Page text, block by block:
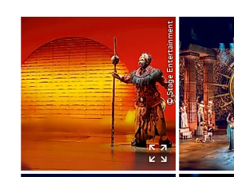
© Stage Entertainment